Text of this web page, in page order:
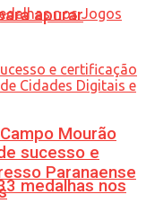
Mourão
medalhas nos
apurar
sucesso e
Paranaense